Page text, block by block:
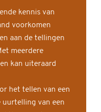
kennis van
voorkomen
aan de tellingen
meerdere
kan uiteraard
het tellen van een
uurtelling van een